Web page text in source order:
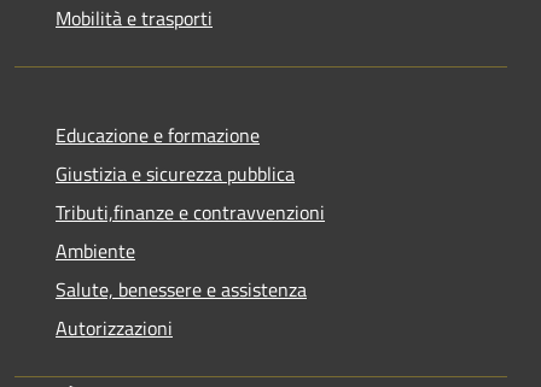
Mobilità e trasporti
Educazione e formazione
Giustizia e sicurezza pubblica
Tributi,finanze e contravvenzioni
Ambiente
Salute, benessere e assistenza
Autorizzazioni